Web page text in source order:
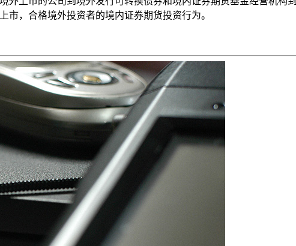
，合格境外投资者的境内证券期货投资行为。